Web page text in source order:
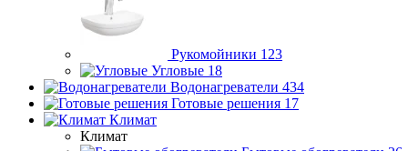
Рукомойники 123
Угловые 18
Водонагреватели 434
Готовые решения 17
Климат
Климат